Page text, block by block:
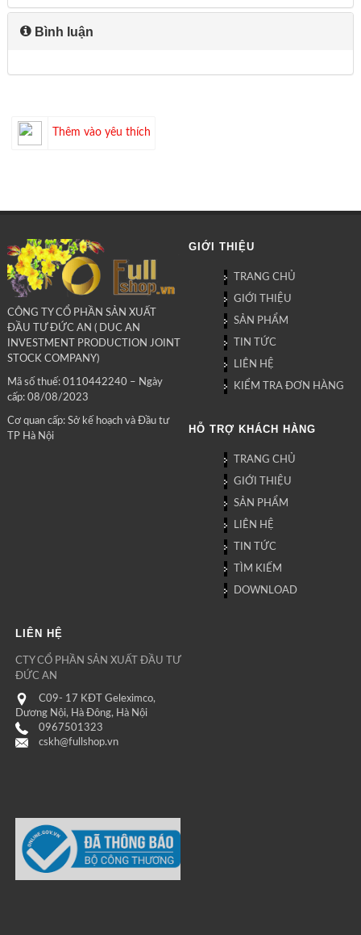
Bình luận
Thêm vào yêu thích
CÔNG TY CỔ PHẦN SẢN XUẤT
ĐẦU TƯ ĐỨC AN ( DUC AN
INVESTMENT PRODUCTION JOINT
STOCK COMPANY)
Mã số thuế: 0110442240 – Ngày
cấp: 08/08/2023
Cơ quan cấp: Sở kế hoạch và Đầu tư
TP Hà Nội
GIỚI THIỆU
TRANG CHỦ
GIỚI THIỆU
SẢN PHẨM
TIN TỨC
LIÊN HỆ
KIỂM TRA ĐƠN HÀNG
HỖ TRỢ KHÁCH HÀNG
TRANG CHỦ
GIỚI THIỆU
SẢN PHẨM
LIÊN HỆ
TIN TỨC
TÌM KIẾM
DOWNLOAD
LIÊN HỆ
CTY CỔ PHẦN SẢN XUẤT ĐẦU TƯ
ĐỨC AN
C09- 17 KĐT Geleximco,
Dương Nội, Hà Đông, Hà Nội
0967501323
cskh@fullshop.vn